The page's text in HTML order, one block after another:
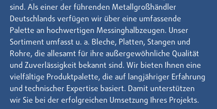
sind. Als einer der führenden Metallgroßhändler
Deutschlands verfügen wir über eine umfassende
Palette an hochwertigen Messinghalbzeugen. Unser
Sortiment umfasst u. a. Bleche, Platten, Stangen und
Rohre, die allesamt für ihre außergewöhnliche Qualität
und Zuverlässigkeit bekannt sind. Wir bieten Ihnen eine
vielfältige Produktpalette, die auf langjähriger Erfahrung
und technischer Expertise basiert. Damit unterstützen
wir Sie bei der erfolgreichen Umsetzung Ihres Projekts.